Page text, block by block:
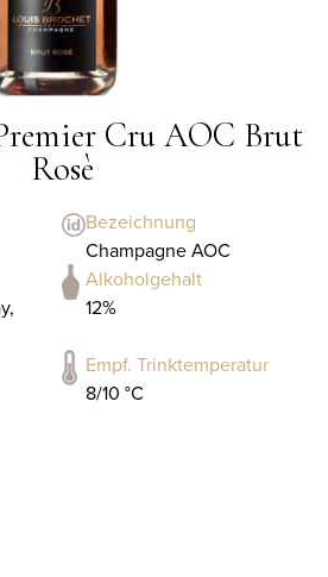
Cru AOC Brut
Rosè
Bezeichnung
Champagne AOC
Alkoholgehalt
12%
Empf. Trinktemperatur
8/10 °C